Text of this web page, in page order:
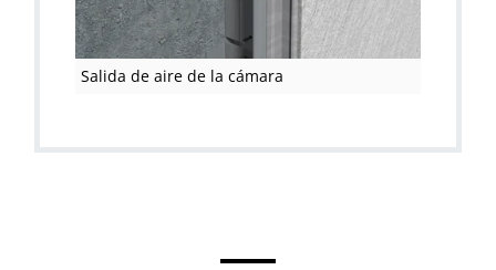
Salida de aire de la cámara